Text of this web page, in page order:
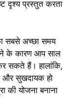
दृश्य प्रस्तुत करता
सबसे अच्छा समय
के कारण आप साल
सकते हैं। हालांकि,
और सुखदायक हो
की योजना बनाना